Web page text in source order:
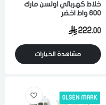
خلاط كهربائي اولسن مارك
600 واط اخضر
222.00
مشاهدة الخيارات
OLSEN MARK